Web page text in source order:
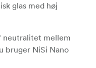
glas med høj
neutralitet mellem
bruger NiSi Nano